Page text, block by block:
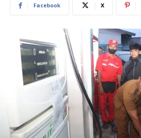
Facebook X